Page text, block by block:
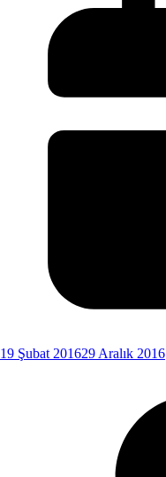
19 Şubat 201629 Aralık 2016